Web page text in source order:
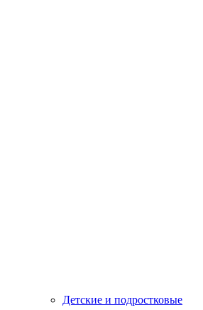
Детские и подростковые